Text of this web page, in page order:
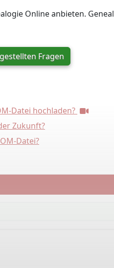
Online anbieten.
Fragen
Datei hochladen?
Zukunft?
Datei?